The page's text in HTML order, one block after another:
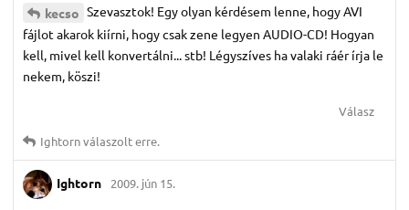
kecso Szevasztok! Egy olyan kérdésem lenne, hogy AVI
fájlot akarok kiírni, hogy csak zene legyen AUDIO-CD! Hogyan
kell, mivel kell konvertálni... stb! Légyszíves ha valaki ráér írja le
nekem, köszi!
Válasz
Ightornválaszolt erre.
Ightorn 2009. jún 15.